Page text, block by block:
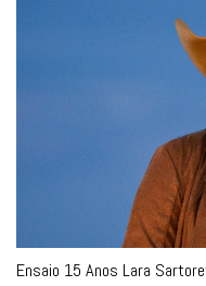
Ensaio 15 Anos Lara